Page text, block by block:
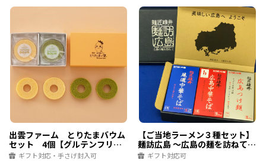
産米粉でおいしく焼き上げたグルテンフ
産米粉でおいしく焼き上げたグルテンフ
リーのバウムクーヘン
出雲ファーム とりたまバウム
セット 4個【グルテンフリ
ー】ギフト対応・手さげ封入可
【ご当地ラーメン３種セット】
麺訪広島 ～広島の麺を訪ねて～
OHTギフト対応可